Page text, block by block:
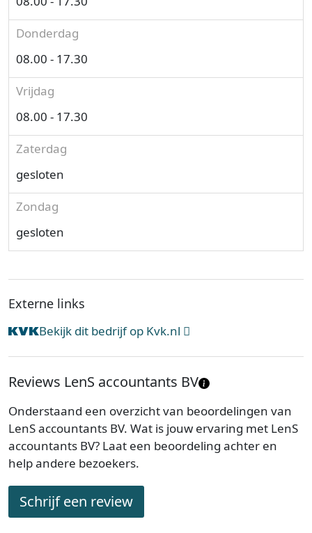
Donderdag
08.00 - 17.30
Vrijdag
08.00 - 17.30
Zaterdag
gesloten
Zondag
gesloten
Externe links
Bekijk dit bedrijf op Kvk.nl
Reviews LenS accountants BV
Onderstaand een overzicht van beoordelingen van
LenS accountants BV. Wat is jouw ervaring met LenS
accountants BV? Laat een beoordeling achter en
help andere bezoekers.
Schrijf een review